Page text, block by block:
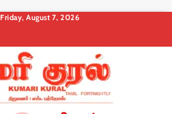
Friday, August 7, 2026
Policy
Conditions
CheckoutCancel